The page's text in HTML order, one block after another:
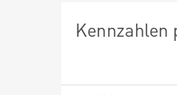
Kennzahlen